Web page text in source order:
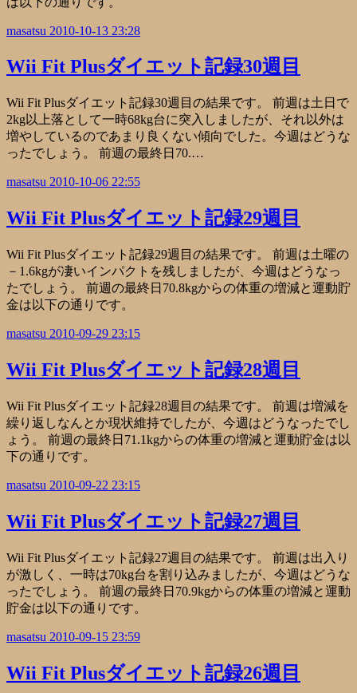
masatsu 2010-10-13 23:28
Wii Fit Plusダイエット記録30週目
Wii Fit Plusダイエット記録30週目の結果です。 前週は土日で
2kg以上落として一時68kg台に突入しましたが、それ以外は
増やしているのであまり良くない傾向でした。今週はどうな
ったでしょう。 前週の最終日70.…
masatsu 2010-10-06 22:55
Wii Fit Plusダイエット記録29週目
Wii Fit Plusダイエット記録29週目の結果です。 前週は土曜の
－1.6kgが凄いインパクトを残しましたが、今週はどうなっ
たでしょう。 前週の最終日70.8kgからの体重の増減と運動貯
金は以下の通りです。
masatsu 2010-09-29 23:15
Wii Fit Plusダイエット記録28週目
Wii Fit Plusダイエット記録28週目の結果です。 前週は増減を
繰り返しなんとか現状維持でしたが、今週はどうなったでし
ょう。 前週の最終日71.1kgからの体重の増減と運動貯金は以
下の通りです。
masatsu 2010-09-22 23:15
Wii Fit Plusダイエット記録27週目
Wii Fit Plusダイエット記録27週目の結果です。 前週は出入り
が激しく、一時は70kg台を割り込みましたが、今週はどうな
ったでしょう。 前週の最終日70.9kgからの体重の増減と運動
貯金は以下の通りです。
masatsu 2010-09-15 23:59
Wii Fit Plusダイエット記録26週目